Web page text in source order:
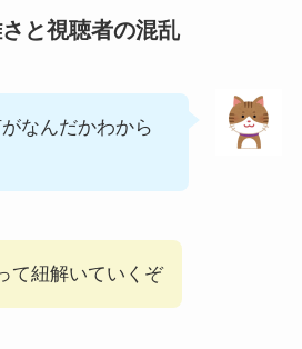
と視聴者の混乱
なんだかわから
て紐解いていくぞ